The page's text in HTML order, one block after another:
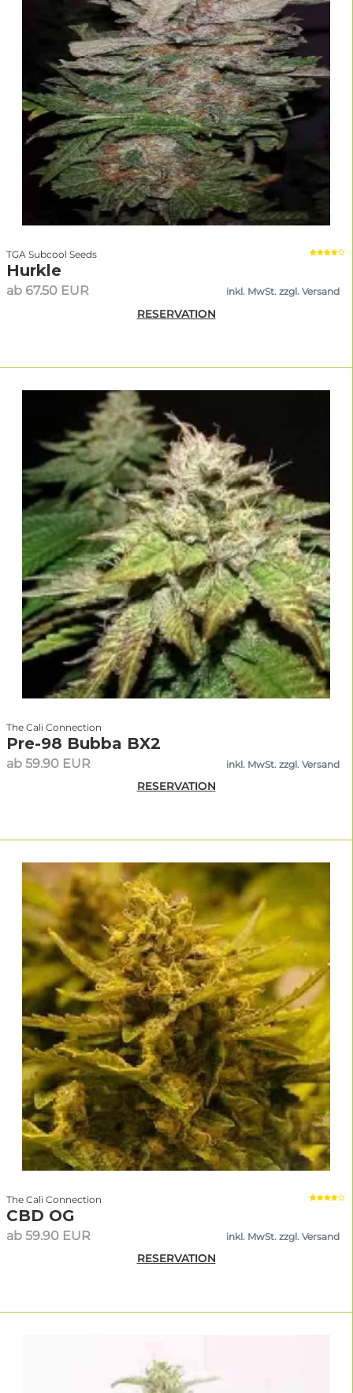
TGA Subcool Seeds
Hurkle
ab 67.50 EUR inkl. MwSt. zzgl. Versand
RESERVATION
The Cali Connection
Pre-98 Bubba BX2
ab 59.90 EUR inkl. MwSt. zzgl. Versand
RESERVATION
The Cali Connection
CBD OG
ab 59.90 EUR inkl. MwSt. zzgl. Versand
RESERVATION